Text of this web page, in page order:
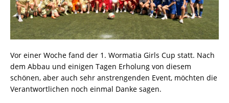
Vor einer Woche fand der 1. Wormatia Girls Cup statt. Nach
dem Abbau und einigen Tagen Erholung von diesem
schönen, aber auch sehr anstrengenden Event, möchten die
Verantwortlichen noch einmal Danke sagen.